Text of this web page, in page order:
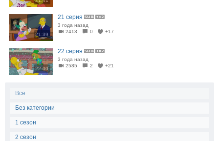
21:39
21 серия
3 года назад
2413
0 +17
22:00
22 серия
3 года назад
2585
2 +21
Все
Без категории
1 сезон
2 сезон